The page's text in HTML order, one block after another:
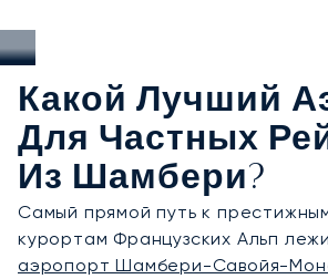
Какой Лучший
Для Частных
Из Шамбери?
Самый прямой путь к
курортам Французских Альп
аэропорт Шамбери-Савойя-